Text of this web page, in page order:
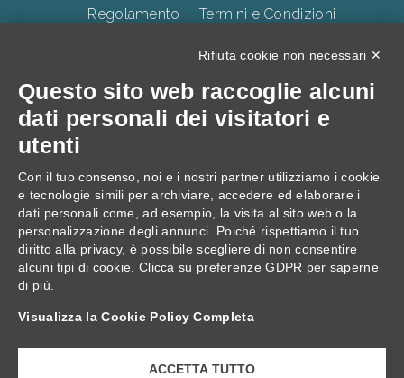
Regolamento
Termini e Condizioni
TERME DELLA VALPOLICELLA Villa Quaranta Park Srl.
p.iva 01283500237, Via Ospedaletto 57, Ospedaletto di
digitale, Ecologica e di Inclusività."
Rifiuta cookie non necessari ✕
Questo sito web raccoglie alcuni
dati personali dei visitatori e
utenti
Con il tuo consenso, noi e i nostri partner utilizziamo i cookie
e tecnologie simili per archiviare, accedere ed elaborare i
dati personali come, ad esempio, la visita al sito web o la
personalizzazione degli annunci. Poiché rispettiamo il tuo
diritto alla privacy, è possibile scegliere di non consentire
alcuni tipi di cookie. Clicca su preferenze GDPR per saperne
di più.
Visualizza la Cookie Policy Completa
ACCETTA TUTTO